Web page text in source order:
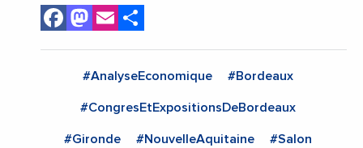
Facebook
Mastodon
Email
#AnalyseEconomique #Bordeaux
#CongresEtExpositionsDeBordeaux
#Gironde #NouvelleAquitaine #Salon